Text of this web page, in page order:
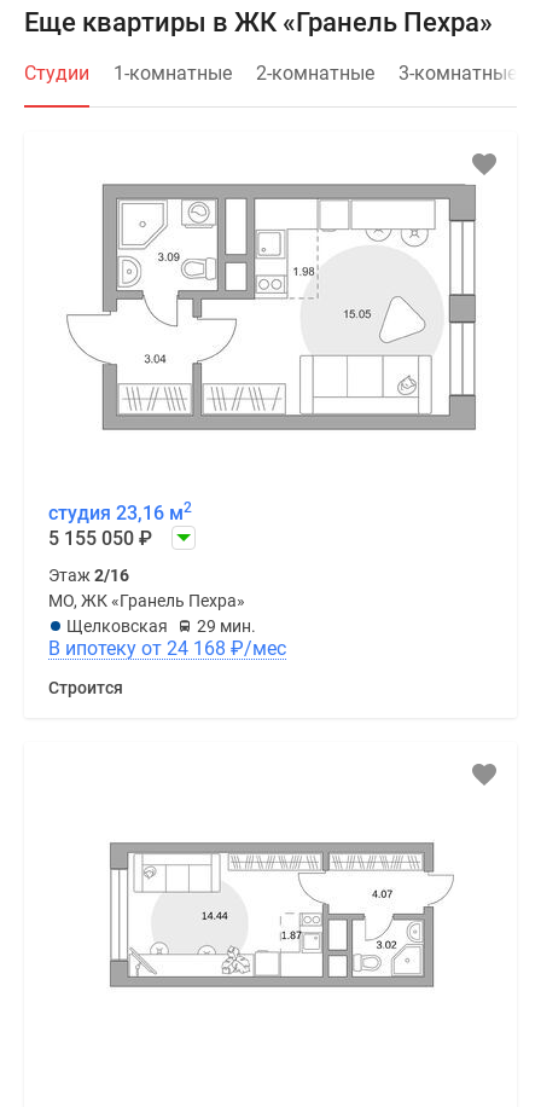
Еще квартиры в ЖК «Гранель Пехра»
Студии 1-комнатные 2-комнатные 3-комнатные
студия 23,16 м2
5 155 050 ₽
Этаж 2/16
МО, ЖК «Гранель Пехра»
Щелковская
29 мин.
В ипотеку от 24 168 ₽/мес
Строится